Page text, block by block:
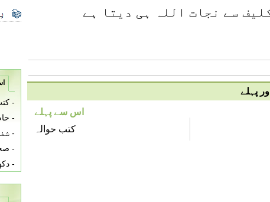
سے نجات اللہ ہی دیتا ہے
پہلے
اس سے پہلے
کتب حوالہ
-
-
-
-
-